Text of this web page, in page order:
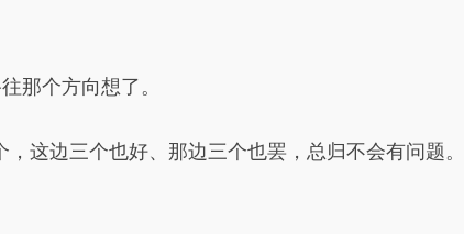
那个方向想了。
这边三个也好、那边三个也罢，总归不会有问题。